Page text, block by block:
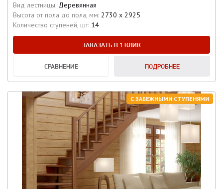
Вид лестницы: Деревянная
Высота от пола до пола, мм: 2730 х 2925
Количество ступеней, шт: 14
ЗАКАЗАТЬ В 1 КЛИК
СРАВНЕНИЕ ПОДРОБНЕЕ
С ЗАБЕЖНЫМИ СТУПЕНЯМИ